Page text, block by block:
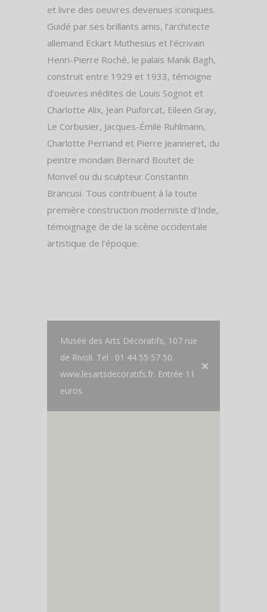
et livre des oeuvres devenues iconiques.
Guidé par ses brillants amis, l’architecte
allemand Eckart Muthesius et l’écrivain
Henri-Pierre Roché, le palais Manik Bagh,
construit entre 1929 et 1933, témoigne
d’oeuvres inédites de Louis Sognot et
Charlotte Alix, Jean Puiforcat, Eileen Gray,
Le Corbusier, Jacques-Émile Ruhlmann,
Charlotte Perriand et Pierre Jeanneret, du
peintre mondain Bernard Boutet de
Monvel ou du sculpteur Constantin
Brancusi. Tous contribuent à la toute
première construction moderniste d’Inde,
témoignage de de la scène occidentale
artistique de l’époque.
Musée des Arts Décoratifs, 107 rue
de Rivoli. Tel : 01 44 55 57 50.
www.lesartsdecoratifs.fr. Entrée 11
euros.